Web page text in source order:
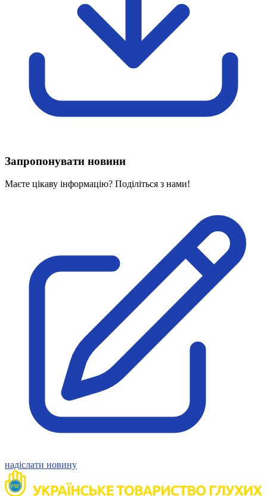
Харківська область
Херсонська область
Хмельницька область
Черкаська область
Чернівецька область
Особи відповідальні за контактування з
питань укладення договорів
Ресурс для вивчення жестових мов різних країн
Проєкт "Жестова мова для поліцейських"
Медична термінологія жестовою мовою
Статут УТОГ
Нормативна база УТОГ
Документи ВФГ
Міжнародні документи
Запропонувати новини
Маєте цікаву інформацію? Поділіться з нами!
надіслати новину